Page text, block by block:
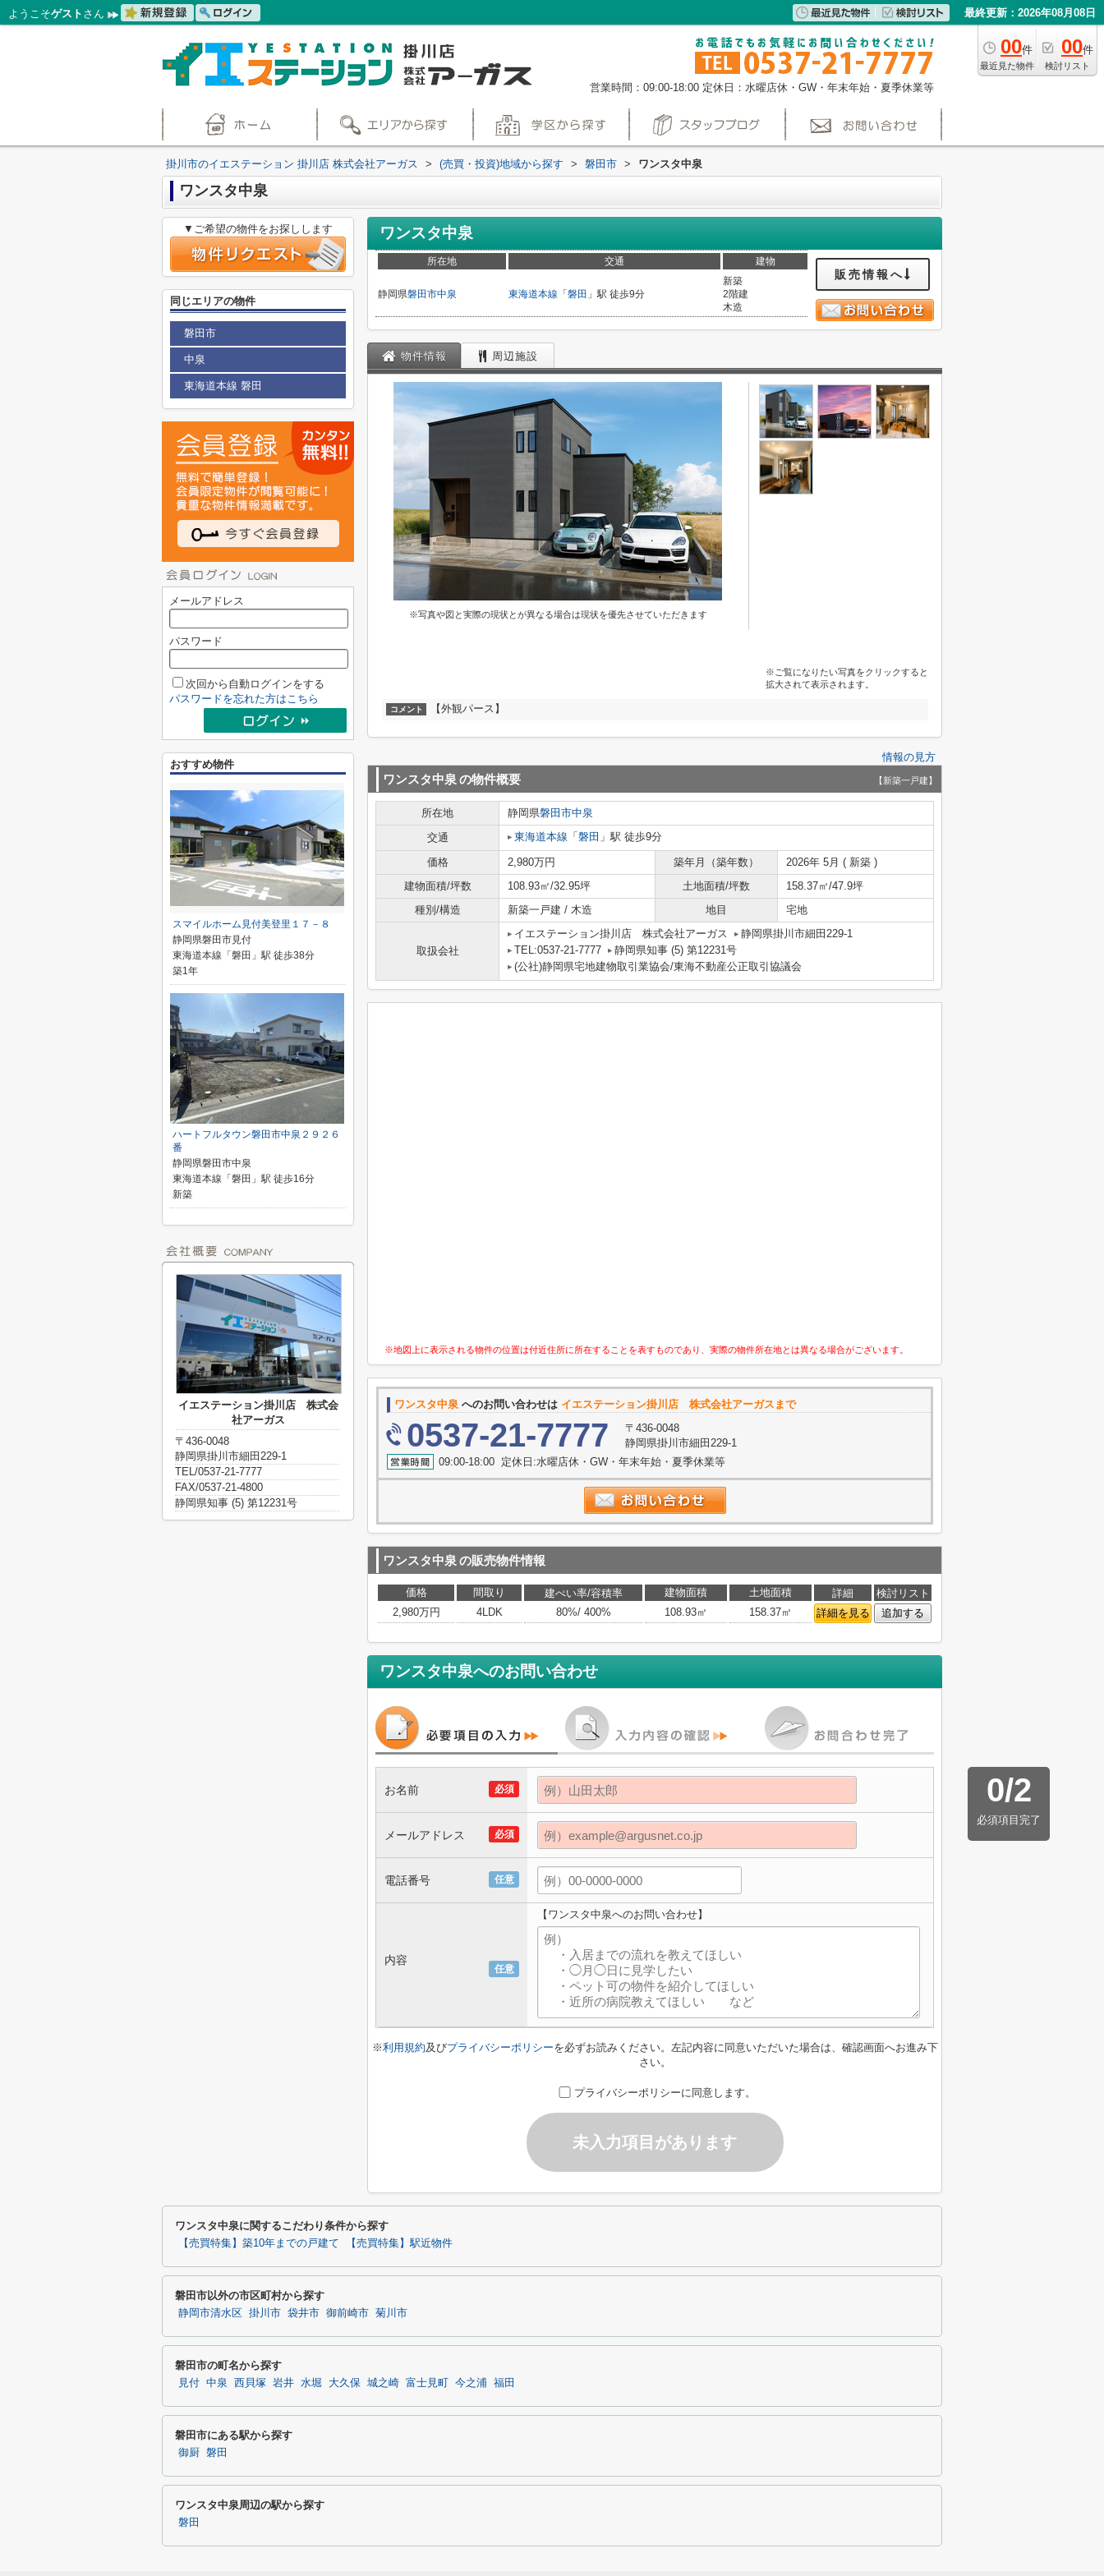
ようこそゲスト さん 最終更新：2026年08月08日
00件
最近見た物件
00件
検討リスト
営業時間：09:00-18:00 定休日：水曜店休・GW・年末年始・夏季休業等
掛川市のイエステーション 掛川店 株式会社アーガス > (売買・投資)地域から探す > 磐田市 > ワンスタ中泉
ワンスタ中泉
ワンスタ中泉
所在地 交通 建物
静岡県磐田市中泉 東海道本線 「 磐田 」駅 徒歩9分
新築
2階建
木造
販売情報へ
物件情報 周辺施設
※写真や図と実際の現状とが異なる場合は現状を優先させていただきます
※ご覧になりたい写真をクリックすると
拡大されて表示されます。
コメント 【外観パース】
情報の見方
ワンスタ中泉 の物件概要 【新築一戸建】
所在地 静岡県磐田市中泉
交通
東海道本線 「 磐田 」駅 徒歩9分
価格 2,980万円 築年月（築年数）
2026年 5月 ( 新築 )
建物面積/坪数
108.93㎡/32.95坪 土地面積/坪数
158.37㎡/47.9坪
種別/構造
新築一戸建 / 木造 地目 宅地
取扱会社
イエステーション掛川店 株式会社アーガス
静岡県掛川市細田229-1
TEL:0537-21-7777
静岡県知事 (5) 第12231号
(公社)静岡県宅地建物取引業協会/東海不動産公正取引協議会
※地図上に表示される物件の位置は付近住所に所在することを表すものであり、実際の物件所在地とは異なる場合がございます。
ワンスタ中泉 へのお問い合わせは イエステーション掛川店 株式会社アーガスまで
0537-21-7777
〒436-0048
静岡県掛川市細田229-1
09:00-18:00 定休日:水曜店休・GW・年末年始・夏季休業等
ワンスタ中泉 の販売物件情報
価格 間取り 建ぺい率/容積率 建物面積 土地面積 詳細
検討リスト
2,980万円
4LDK 80%/ 400% 108.93㎡ 158.37㎡ 詳細を見る 追加する
ワンスタ中泉へのお問い合わせ
0/2
必須項目完了
必須
お名前
必須
メールアドレス
任意
電話番号
任意
内容
【ワンスタ中泉へのお問い合わせ】
※利用規約及びプライバシーポリシーを必ずお読みください。左記内容に同意いただいた場合は、確認画面へお進み下
さい。
プライバシーポリシーに同意します。
未入力項目があります
▼ご希望の物件をお探しします
同じエリアの物件
磐田市
中泉
東海道本線 磐田
メールアドレス
パスワード
次回から自動ログインをする
パスワードを忘れた方はこちら
おすすめ物件
スマイルホーム見付美登里１７－８
静岡県磐田市見付
東海道本線「磐田」駅 徒歩38分
築1年
ハートフルタウン磐田市中泉２９２６
番
静岡県磐田市中泉
東海道本線「磐田」駅 徒歩16分
新築
イエステーション掛川店 株式会
社アーガス
〒436-0048
静岡県掛川市細田229-1
TEL/0537-21-7777
FAX/0537-21-4800
静岡県知事 (5) 第12231号
ワンスタ中泉に関するこだわり条件から探す
【売買特集】築10年までの戸建て 【売買特集】駅近物件
磐田市以外の市区町村から探す
静岡市清水区 掛川市 袋井市 御前崎市 菊川市
磐田市の町名から探す
見付 中泉 西貝塚 岩井 水堀 大久保 城之崎 富士見町 今之浦 福田
磐田市にある駅から探す
御厨 磐田
ワンスタ中泉周辺の駅から探す
磐田